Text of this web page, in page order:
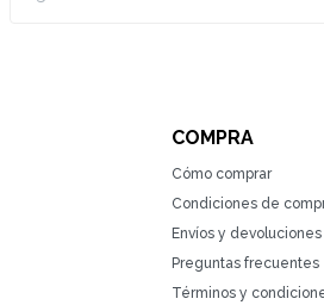
COMPRA
Cómo comprar
Condiciones de
Envíos y devoluciones
Preguntas frecuentes
Términos y